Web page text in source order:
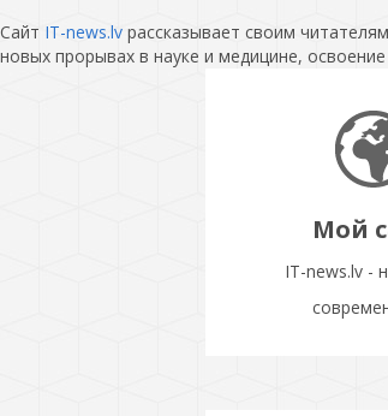
Сайт IT-news.lv рассказывает своим
новых прорывах в науке и медицине,
Мой
IT-news.lv -